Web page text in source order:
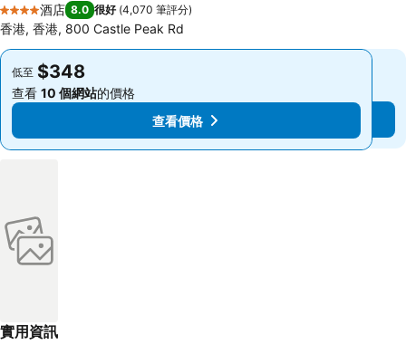
4 星級
酒店 8.0 很好 (4,070 筆評分)
香港, 香港, 800 Castle Peak Rd
低至 $348
查看 10 個網站的價格
查看價格
低至 $348
查看 10 個網站的價格
查看價格
實用資訊